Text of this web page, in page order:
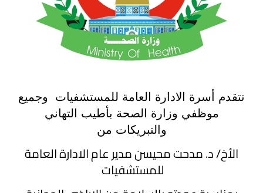
تتقدم أسرة الادارة العامة للمستشفيات وجميع
موظفي وزارة الصحة بأطيب التهاني
والتبريكات من
الأخ/ د. مدحت محيسن مدير عام الادارة العامة
للمستشفيات